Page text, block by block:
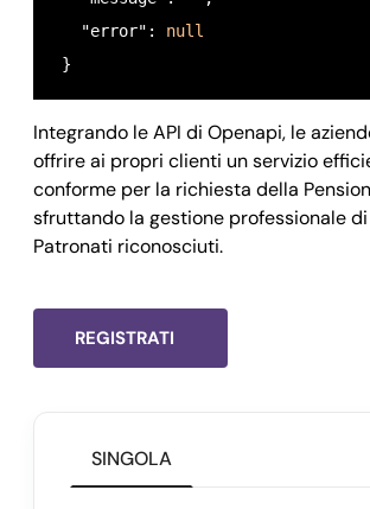
   "error":
null
}
Integrando le API di Openapi, le
offrire ai propri clienti un servizio
conforme per la richiesta della
sfruttando la gestione professionale di
Patronati riconosciuti.
REGISTRATI
SINGOLA